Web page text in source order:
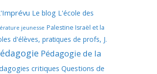
Le blog L'école des
jeunesse Palestine Israël et la
d'élèves, pratiques de profs, J.
Pédagogie de la
critiques Questions de